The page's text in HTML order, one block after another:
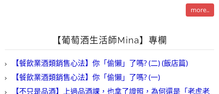
more..
【葡萄酒生活師Mina】專欄
【餐飲業酒類銷售心法】你「偷懶」了嗎? (二) (飯店篇)
【餐飲業酒類銷售心法】你「偷懶」了嗎? (一)
【不只是品酒】上過品酒課，也拿了證照，為何還是「老虎老